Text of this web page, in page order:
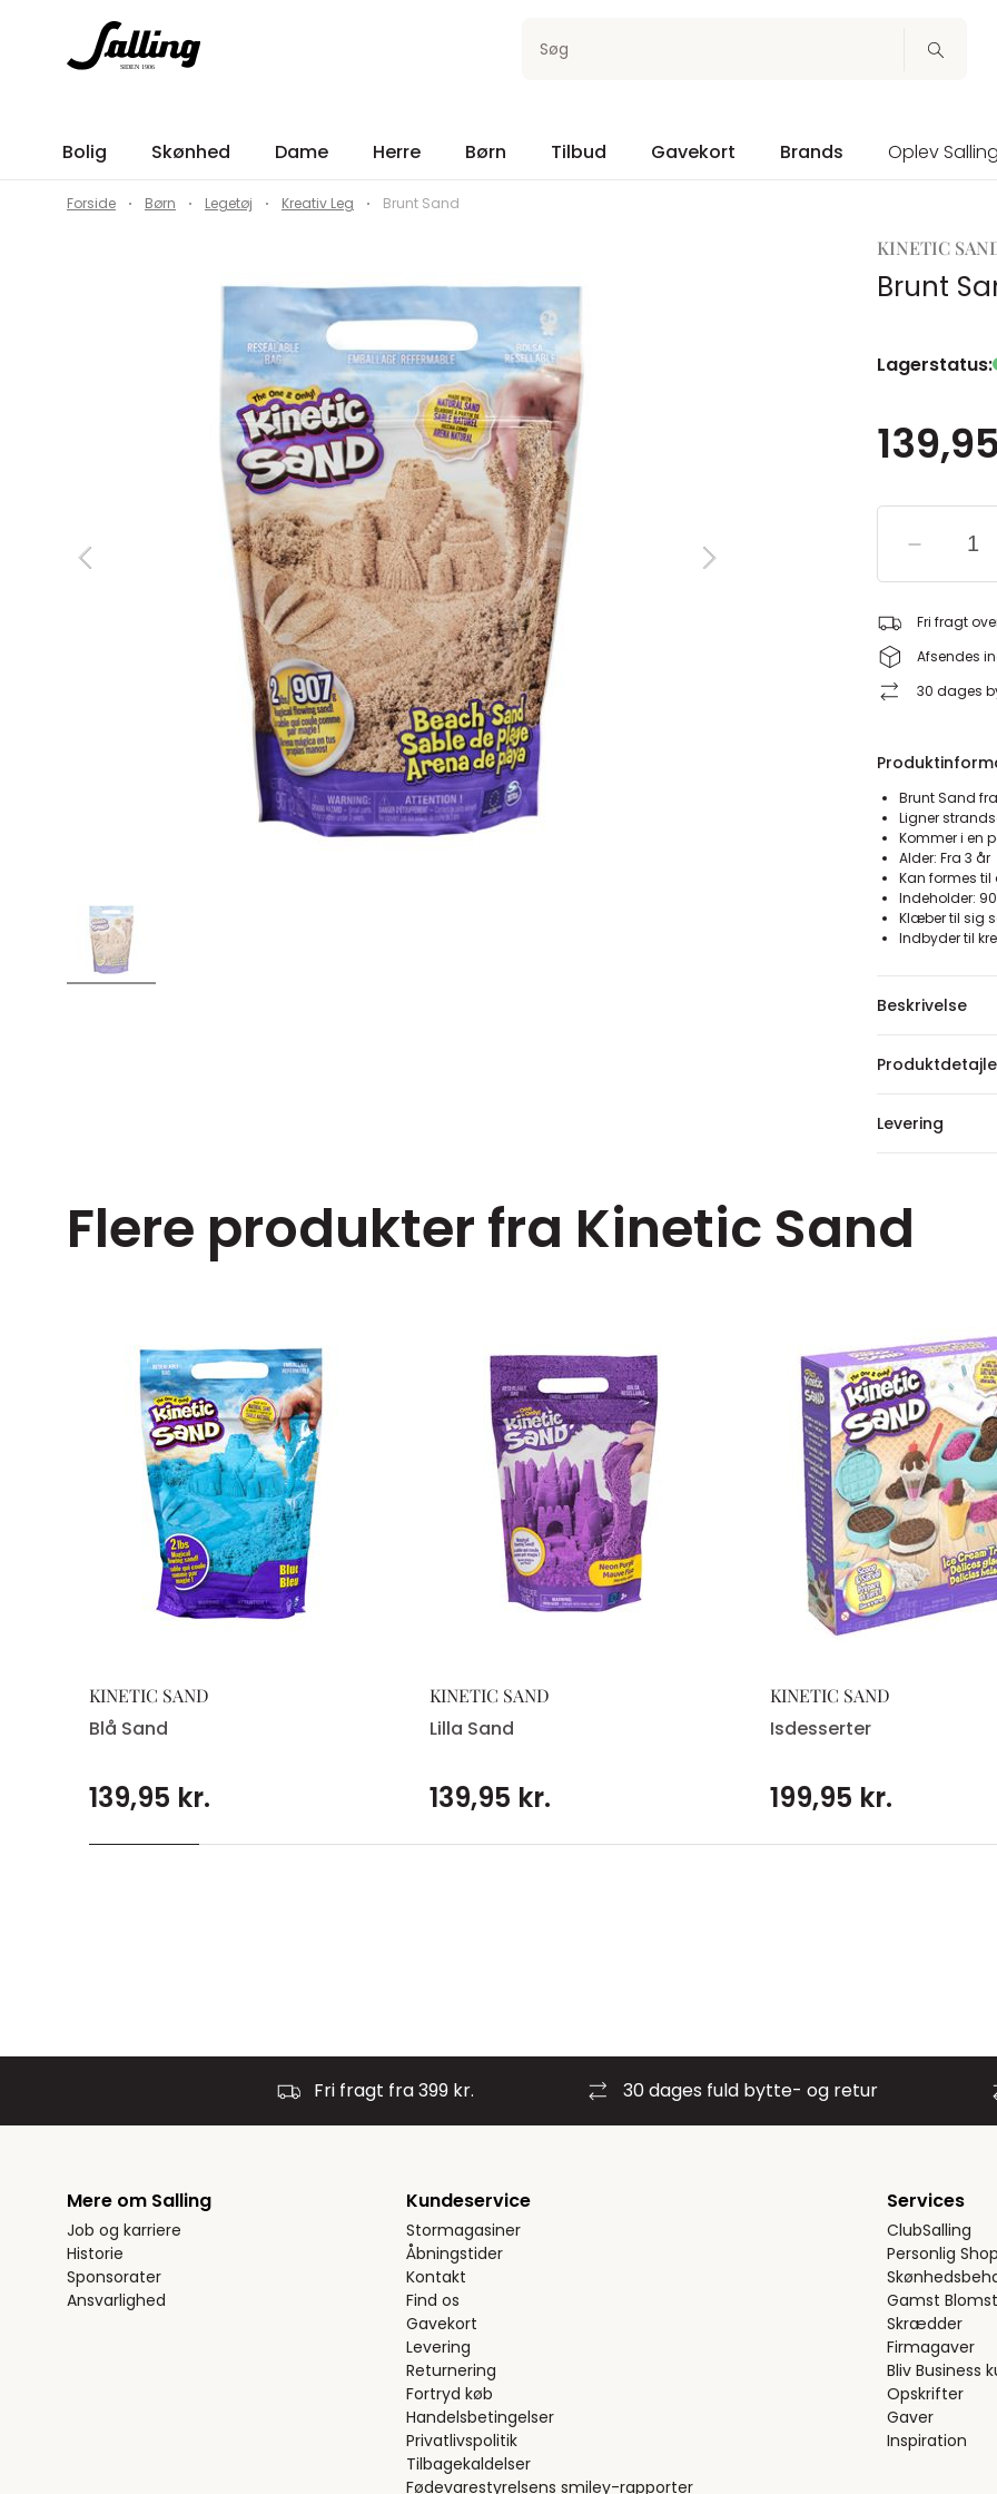
Søg
Bolig Skønhed Dame Herre Børn Tilbud Gavekort Brands Oplev
Forside Børn Legetøj Kreativ Leg Brunt Sand
KINETIC
Brunt
Lagerstatus:
Fri fragt
Afsendes
30 dages
Brunt Sand
Ligner
Kommer i en
Alder: Fra 3 år
Kan formes
Indeholder:
Klæber til sig
Indbyder til
Beskrivelse
Levering
Flere produkter fra Kinetic Sand
KINETIC SAND
Blå Sand
139,95 kr.
KINETIC SAND
Lilla Sand
139,95 kr.
KINETIC SAND
Isdesserter
199,95 kr.
Fri fragt fra 399 kr. 30 dages fuld bytte- og retur
Mere om Salling
Job og karriere
Historie
Sponsorater
Ansvarlighed
Kundeservice
Stormagasiner
Åbningstider
Kontakt
Find os
Gavekort
Levering
Returnering
Fortryd køb
Handelsbetingelser
Privatlivspolitik
Tilbagekaldelser
Fødevarestyrelsens smiley-rapporter
Services
ClubSalling
Personlig
Gamst
Skrædder
Firmagaver
Bliv Business
Opskrifter
Gaver
Inspiration